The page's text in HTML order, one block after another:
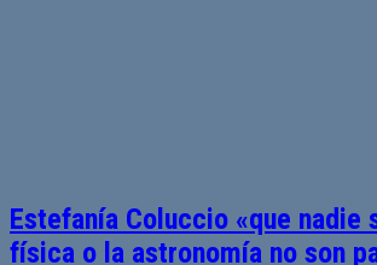
Estefanía Coluccio «que nadie
física o la astronomía no son